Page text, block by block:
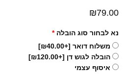
₪79.00
נא לבחור סוג הובלה *
משלוח דואר [+₪40.00]
הובלה לגוש דן [+₪120.00]
איסוף עצמי